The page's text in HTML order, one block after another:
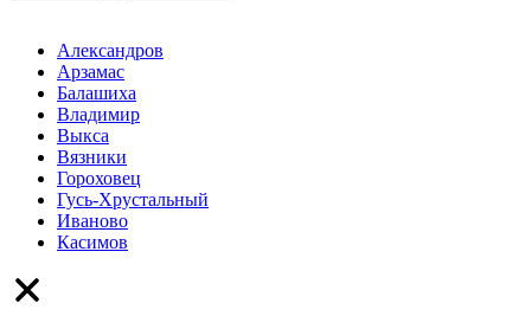
Александров
Арзамас
Балашиха
Владимир
Выкса
Вязники
Гороховец
Гусь-Хрустальный
Иваново
Касимов